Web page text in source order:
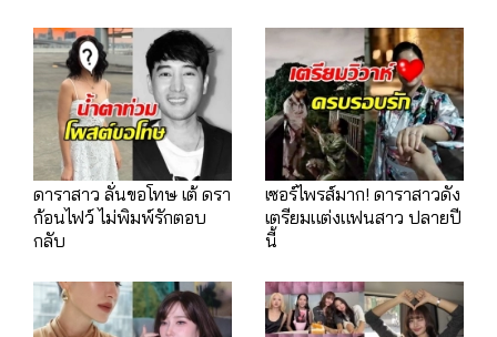
ดาราสาว ลั่นขอโทษ เต้ ดรา
ก้อนไฟว์ ไม่พิมพ์รักตอบ
กลับ
เซอร์ไพรส์มาก! ดาราสาวดัง
เตรียมแต่งแฟนสาว ปลายปี
นี้